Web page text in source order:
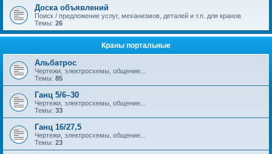
Доска объявлений
Поиск / предложение услуг, механизмов, деталей и т.п. для кранов
Темы: 26
Краны портальные
Альбатрос
Чертежи, электросхемы, общение...
Темы: 85
Ганц 5/6–30
Чертежи, электросхемы, общение...
Темы: 33
Ганц 16/27,5
Чертежи, электросхемы, общение...
Темы: 23